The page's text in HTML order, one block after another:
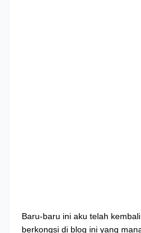
Baru-baru ini aku telah
berkongsi di blog ini yang